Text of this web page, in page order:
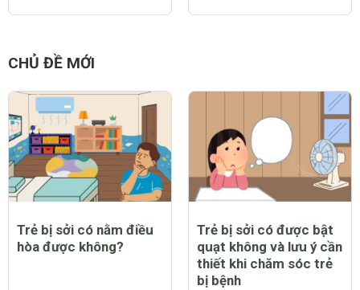
CHỦ ĐỀ MỚI
Trẻ bị sởi có nằm điều
hòa được không?
Trẻ bị sởi có được bật
quạt không và lưu ý cần
thiết khi chăm sóc trẻ
bị bệnh